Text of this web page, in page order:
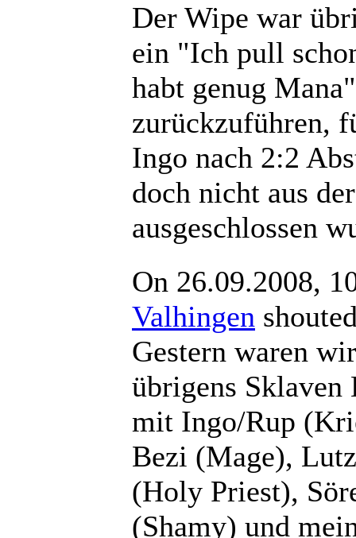
Der Wipe war
ein "Ich pull
habt genug Mana"
zurückzuführen,
Ingo nach 2:2
doch nicht aus
ausgeschlossen
On 26.09.2008,
Valhingen
Gestern waren wir
übrigens Sklaven
mit Ingo/Rup
Bezi (Mage),
(Holy Priest),
(Shamy) und